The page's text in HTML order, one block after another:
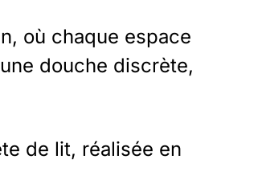
où chaque espace
douche discrète,
de lit, réalisée en